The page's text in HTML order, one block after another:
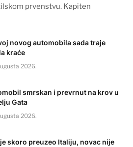
prvenstvu. Kapiten
novog automobila sada traje
kraće
2026.
smrskan i prevrnut na krov u
Gata
2026.
je skoro preuzeo Italiju, novac nije